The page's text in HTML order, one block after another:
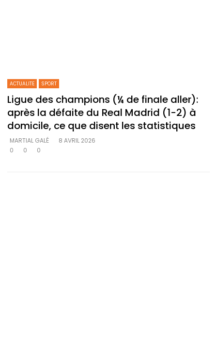
ACTUALITE SPORT
Ligue des champions (¼ de finale aller):
après la défaite du Real Madrid (1-2) à
domicile, ce que disent les statistiques
MARTIAL GALÉ
8 AVRIL 2026
0
0 0